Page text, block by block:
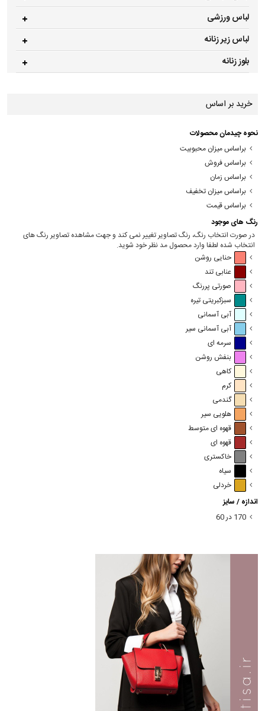
لباس ورزشی
لباس زیر زنانه
بلوز زنانه
خرید بر اساس
نحوه چیدمان محصولات
براساس میزان محبوبیت
براساس فروش
براساس زمان
براساس میزان تخفیف
براساس قیمت
رنگ های موجود
در صورت انتخاب رنگ، رنگ تصاویر تغییر نمی کند و جهت مشاهده تصاویر رنگ های
انتخاب شده لطفا وارد محصول مد نظر خود شوید.
حنایی روشن
عنابی تند
صورتی پررنگ
سبزکبریتی تیره
آبی آسمانی
آبی آسمانی سیر
سرمه ای
بنفش روشن
کاهی
کرم
گندمی
هلویی سیر
قهوه ای متوسط
قهوه ای
خاکستری
سیاه
خردلی
اندازه / سایز
170 در 60